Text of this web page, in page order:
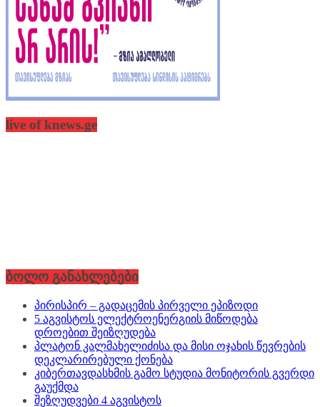
live of knews.ge
ბოლო განახლებები
პირისპირ – გადაცემის პირველი ეპიზოდი
5 აგვისტოს ელექტროენერგიის მიწოდება
დროებით შეიზღუდება
პლატონ კალმახელიძისა და მისი ოჯახის წევრების
დეკლარირებული ქონება
კიბერთავდასხმის გამო სტუდია მონიტორის გვერდი
გაუქმდა
შეზღუდვები 4 აგვისტოს